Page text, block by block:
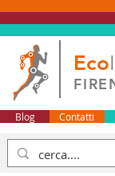
Eco
Contatti
Blog